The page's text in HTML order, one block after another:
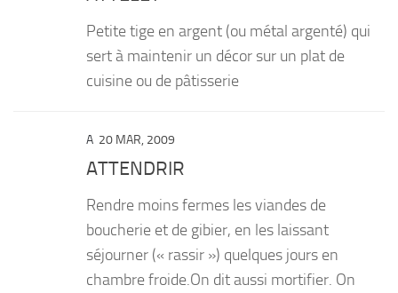
Petite tige en argent (ou métal argenté) qui
sert à maintenir un décor sur un plat de
cuisine ou de pâtisserie
A 20 MAR, 2009
ATTENDRIR
Rendre moins fermes les viandes de
boucherie et de gibier, en les laissant
séjourner (« rassir ») quelques jours en
chambre froide.On dit aussi mortifier. On